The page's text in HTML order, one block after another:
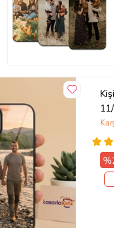
Ürün Kodu: